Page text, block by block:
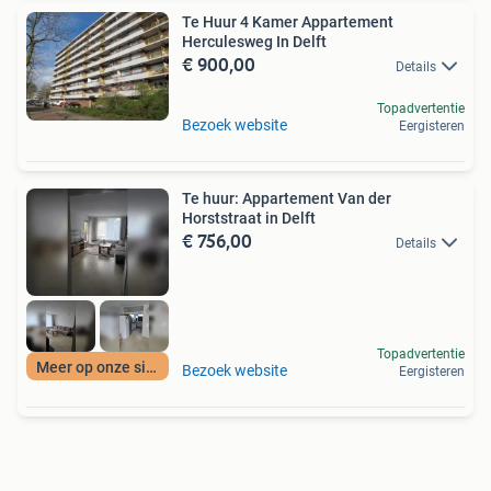
Te Huur 4 Kamer Appartement
Herculesweg In Delft
€ 900,00 Details
Bezoek website
Topadvertentie
Eergisteren
Meer op onze site
Te huur: Appartement Van der
Horststraat in Delft
€ 756,00 Details
Bezoek website
Topadvertentie
Eergisteren